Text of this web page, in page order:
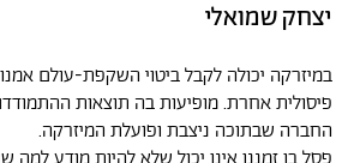
במיזרקה יכולה לקבל ביטוי השקפת-עולם
פיסולית אחרת. מופיעות בה תוצאות
החברה שבתוכה ניצבת ופועלת המיזרקה.
יצחק שמואלי